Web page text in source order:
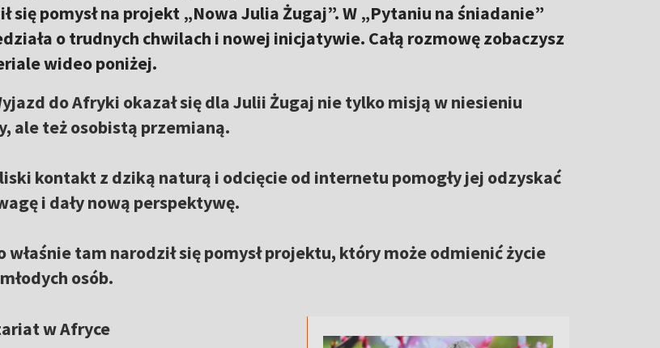
się pomysł na projekt „Nowa Julia Żugaj”. W „Pytaniu na śniadanie”
o trudnych chwilach i nowej inicjatywie. Całą rozmowę zobaczysz
wideo poniżej.
do Afryki okazał się dla Julii Żugaj nie tylko misją w niesieniu
ale też osobistą przemianą.
kontakt z dziką naturą i odcięcie od internetu pomogły jej odzyskać
i dały nową perspektywę.
właśnie tam narodził się pomysł projektu, który może odmienić życie
osób.
w Afryce